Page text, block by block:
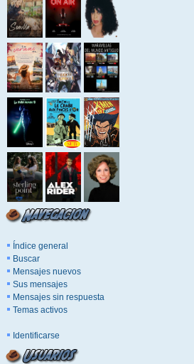
Índice general
Buscar
Mensajes nuevos
Sus mensajes
Mensajes sin respuesta
Temas activos
Identificarse